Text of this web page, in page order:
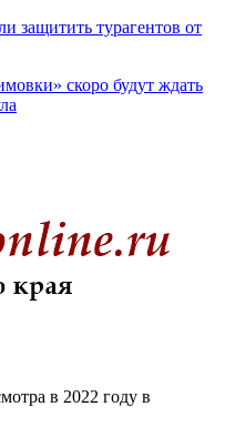
защитить турагентов от
скоро будут ждать
в 2022 году в